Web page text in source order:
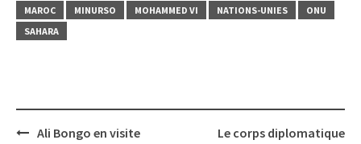
MAROC
MINURSO MOHAMMED VI NATIONS-UNIES
ONU
SAHARA
PostAli Bongo en visite
Le corps diplomatique